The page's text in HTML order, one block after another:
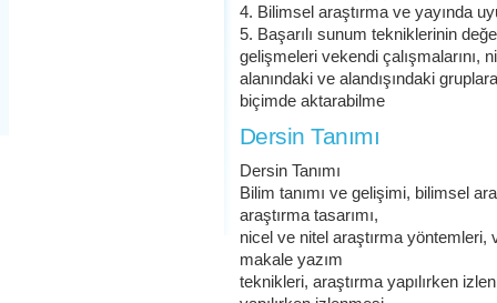
4. Bilimsel araştırma ve yayında
5. Başarılı sunum tekniklerinin
gelişmeleri vekendi çalışmalarını,
alanındaki ve alandışındaki
biçimde aktarabilme
Dersin Tanımı
Dersin Tanımı
Bilim tanımı ve gelişimi, bilimsel
araştırma tasarımı,
nicel ve nitel araştırma yöntemleri,
makale yazım
teknikleri, araştırma yapılırken